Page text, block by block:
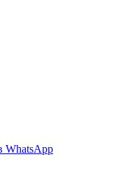
WhatsApp